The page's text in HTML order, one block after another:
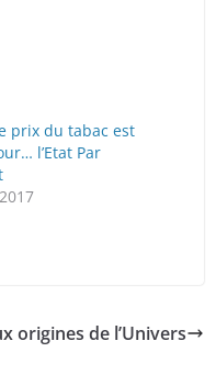
prix du tabac est
l’Etat Par
origines de l’Univers